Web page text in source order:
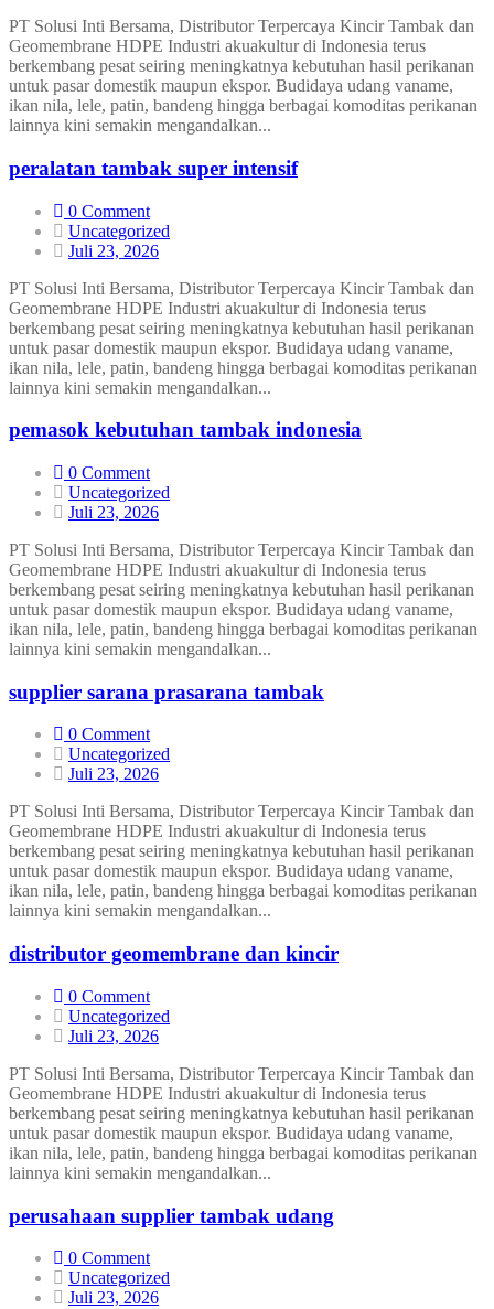
PT Solusi Inti Bersama, Distributor Terpercaya Kincir Tambak dan
Geomembrane HDPE Industri akuakultur di Indonesia terus
berkembang pesat seiring meningkatnya kebutuhan hasil perikanan
untuk pasar domestik maupun ekspor. Budidaya udang vaname,
ikan nila, lele, patin, bandeng hingga berbagai komoditas perikanan
lainnya kini semakin mengandalkan...
peralatan tambak super intensif
0 Comment
Uncategorized
Juli 23, 2026
PT Solusi Inti Bersama, Distributor Terpercaya Kincir Tambak dan
Geomembrane HDPE Industri akuakultur di Indonesia terus
berkembang pesat seiring meningkatnya kebutuhan hasil perikanan
untuk pasar domestik maupun ekspor. Budidaya udang vaname,
ikan nila, lele, patin, bandeng hingga berbagai komoditas perikanan
lainnya kini semakin mengandalkan...
pemasok kebutuhan tambak indonesia
0 Comment
Uncategorized
Juli 23, 2026
PT Solusi Inti Bersama, Distributor Terpercaya Kincir Tambak dan
Geomembrane HDPE Industri akuakultur di Indonesia terus
berkembang pesat seiring meningkatnya kebutuhan hasil perikanan
untuk pasar domestik maupun ekspor. Budidaya udang vaname,
ikan nila, lele, patin, bandeng hingga berbagai komoditas perikanan
lainnya kini semakin mengandalkan...
supplier sarana prasarana tambak
0 Comment
Uncategorized
Juli 23, 2026
PT Solusi Inti Bersama, Distributor Terpercaya Kincir Tambak dan
Geomembrane HDPE Industri akuakultur di Indonesia terus
berkembang pesat seiring meningkatnya kebutuhan hasil perikanan
untuk pasar domestik maupun ekspor. Budidaya udang vaname,
ikan nila, lele, patin, bandeng hingga berbagai komoditas perikanan
lainnya kini semakin mengandalkan...
distributor geomembrane dan kincir
0 Comment
Uncategorized
Juli 23, 2026
PT Solusi Inti Bersama, Distributor Terpercaya Kincir Tambak dan
Geomembrane HDPE Industri akuakultur di Indonesia terus
berkembang pesat seiring meningkatnya kebutuhan hasil perikanan
untuk pasar domestik maupun ekspor. Budidaya udang vaname,
ikan nila, lele, patin, bandeng hingga berbagai komoditas perikanan
lainnya kini semakin mengandalkan...
perusahaan supplier tambak udang
0 Comment
Uncategorized
Juli 23, 2026